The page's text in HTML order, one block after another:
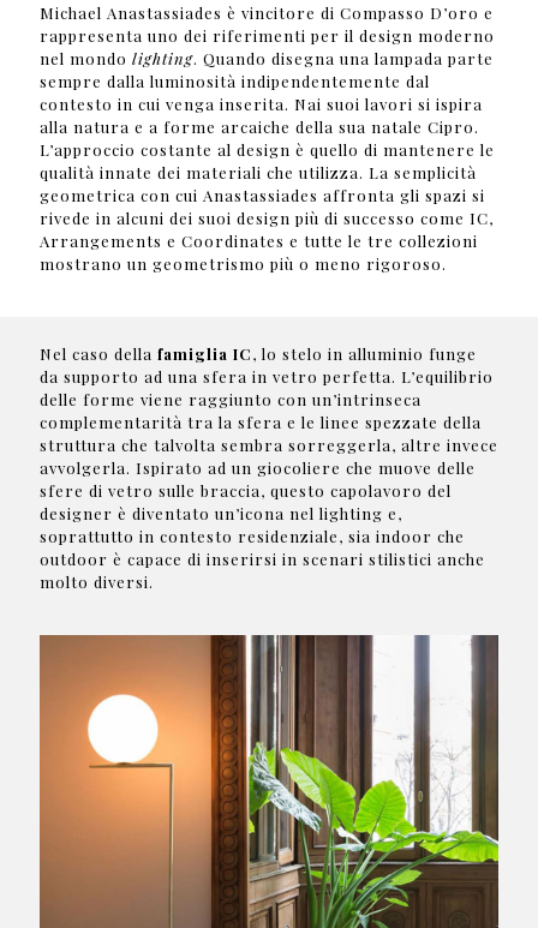
Michael Anastassiades è vincitore di Compasso D’oro e
rappresenta uno dei riferimenti per il design moderno
nel mondo lighting. Quando disegna una lampada parte
sempre dalla luminosità indipendentemente dal
contesto in cui venga inserita. Nai suoi lavori si ispira
alla natura e a forme arcaiche della sua natale Cipro.
L’approccio costante al design è quello di mantenere le
qualità innate dei materiali che utilizza. La semplicità
geometrica con cui Anastassiades affronta gli spazi si
rivede in alcuni dei suoi design più di successo come IC,
Arrangements e Coordinates e tutte le tre collezioni
mostrano un geometrismo più o meno rigoroso.
Nel caso della famiglia IC, lo stelo in alluminio funge
da supporto ad una sfera in vetro perfetta. L’equilibrio
delle forme viene raggiunto con un’intrinseca
complementarità tra la sfera e le linee spezzate della
struttura che talvolta sembra sorreggerla, altre invece
avvolgerla. Ispirato ad un giocoliere che muove delle
sfere di vetro sulle braccia, questo capolavoro del
designer è diventato un’icona nel lighting e,
soprattutto in contesto residenziale, sia indoor che
outdoor è capace di inserirsi in scenari stilistici anche
molto diversi.